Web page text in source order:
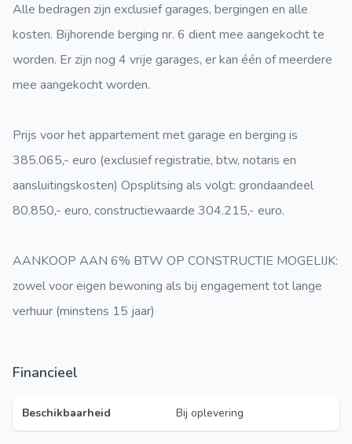
Alle bedragen zijn exclusief garages, bergingen en alle
kosten. Bijhorende berging nr. 6 dient mee aangekocht te
worden. Er zijn nog 4 vrije garages, er kan één of meerdere
mee aangekocht worden.
Prijs voor het appartement met garage en berging is
385.065,- euro (exclusief registratie, btw, notaris en
aansluitingskosten) Opsplitsing als volgt: grondaandeel
80.850,- euro, constructiewaarde 304.215,- euro.
AANKOOP AAN 6% BTW OP CONSTRUCTIE MOGELIJK:
zowel voor eigen bewoning als bij engagement tot lange
verhuur (minstens 15 jaar)
Financieel
Beschikbaarheid Bij oplevering